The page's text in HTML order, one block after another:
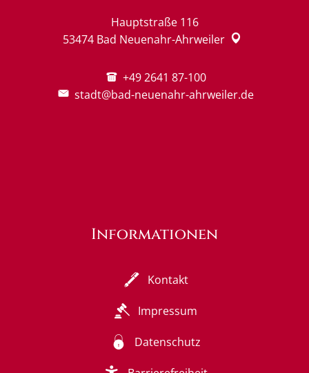
Hauptstraße 116
53474 Bad Neuenahr-Ahrweiler
+49 2641 87-100
stadt@bad-neuenahr-ahrweiler.de
Informationen
Kontakt
Impressum
Datenschutz